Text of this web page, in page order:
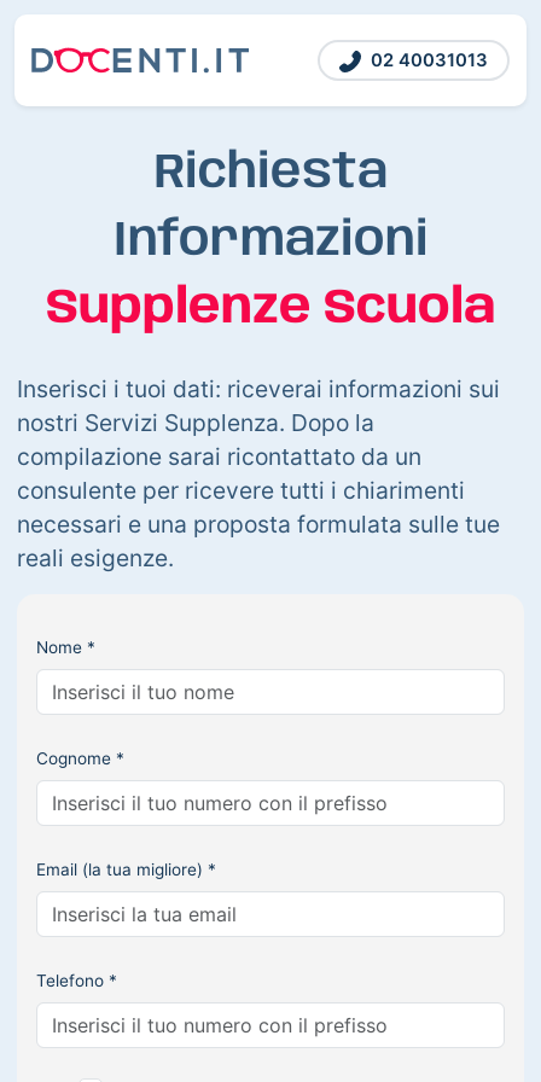
02 40031013
Richiesta
Informazioni
Supplenze Scuola
Inserisci i tuoi dati: riceverai informazioni sui
nostri Servizi Supplenza. Dopo la
compilazione sarai ricontattato da un
consulente per ricevere tutti i chiarimenti
necessari e una proposta formulata sulle tue
reali esigenze.
Nome *
Cognome *
Email (la tua migliore) *
Telefono *